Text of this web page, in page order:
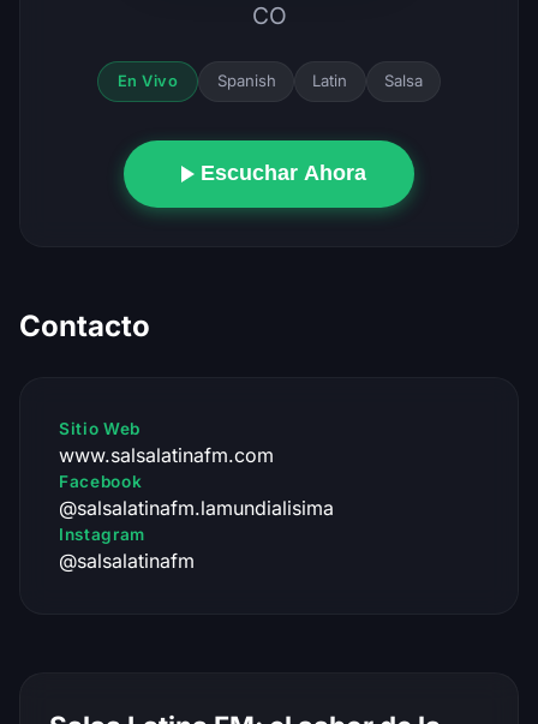
CO
En Vivo Spanish Latin Salsa
Escuchar Ahora
Contacto
Sitio Web
www.salsalatinafm.com
Facebook
@salsalatinafm.lamundialisima
Instagram
@salsalatinafm